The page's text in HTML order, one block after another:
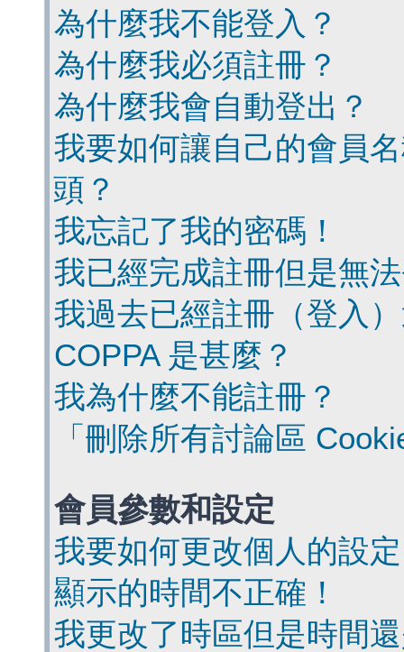
為什麼我不能登入？
為什麼我必須註冊？
為什麼我會自動登出？
我要如何讓自己的會員
頭？
我忘記了我的密碼！
我已經完成註冊但是無
我過去已經註冊（登入
COPPA 是甚麼？
我為什麼不能註冊？
「刪除所有討論區
會員參數和設定
我要如何更改個人的設
顯示的時間不正確！
我更改了時區但是時間